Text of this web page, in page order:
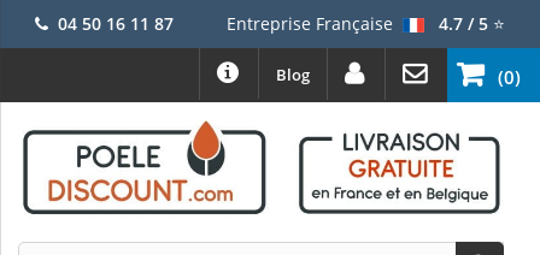
04 50 16 11 87 Entreprise Française 4.7 / 5⭐
(0)
Blog